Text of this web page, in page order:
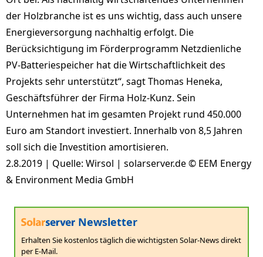
der Holzbranche ist es uns wichtig, dass auch unsere
Energieversorgung nachhaltig erfolgt. Die
Berücksichtigung im Förderprogramm Netzdienliche
PV-Batteriespeicher hat die Wirtschaftlichkeit des
Projekts sehr unterstützt“, sagt Thomas Heneka,
Geschäftsführer der Firma Holz-Kunz. Sein
Unternehmen hat im gesamten Projekt rund 450.000
Euro am Standort investiert. Innerhalb von 8,5 Jahren
soll sich die Investition amortisieren.
2.8.2019 | Quelle: Wirsol | solarserver.de © EEM Energy
& Environment Media GmbH
Newsletter
Erhalten Sie kostenlos täglich die wichtigsten Solar-News direkt
per E-Mail.